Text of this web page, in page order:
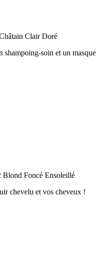
Clair Doré
soin et un masque
Foncé Ensoleillé
chevelu et vos cheveux !